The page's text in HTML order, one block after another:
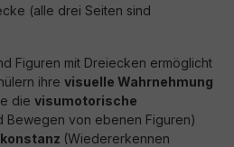
(alle drei Seiten sind
Figuren mit Dreiecken ermöglicht
ihre visuelle Wahrnehmung
die visumotorische
Bewegen von ebenen Figuren)
(Wiedererkennen